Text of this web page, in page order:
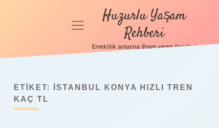
Anasayfa
Politikası
Yasal Uyarı
menüyü
Huzurlu Yaşam
Rehberi
Emeklilik anlarına ilham veren öneriler!
ETIKET:
İSTANBUL KONYA HIZLI TREN
KAÇ TL